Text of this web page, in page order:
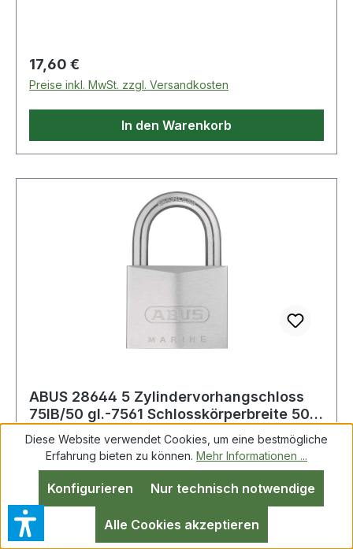
Regulärer Preis:
17,60 €
Preise inkl. MwSt. zzgl. Versandkosten
In den Warenkorb
ABUS 28644 5 Zylindervorhangschloss
75IB/50 gl.-7561 Schlosskörperbreite 50
mm M
ABUS 28644 5 Zylindervorhangschloss 75IB/50
gl.-7561 Schlosskörperbreite 50 mm Messing
gleichschließend Marine Vorhangschloss
geeignet zur Absicherung von mittleren Werten
Diese Website verwendet Cookies, um eine bestmögliche
Erfahrung bieten zu können. Mehr Informationen ...
Nur technisch notwendige
Konfigurieren
Alle Cookies akzeptieren